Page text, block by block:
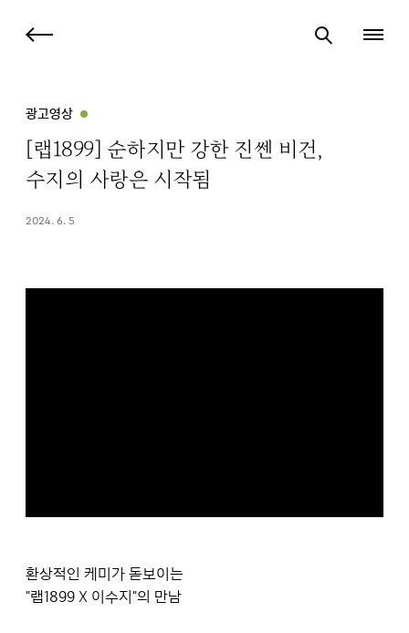
광고영상
[랩1899] 순하지만 강한 진쎈 비건,
수지의 사랑은 시작됨
2024. 6. 5
환상적인 케미가 돋보이는
"랩1899 X 이수지"의 만남